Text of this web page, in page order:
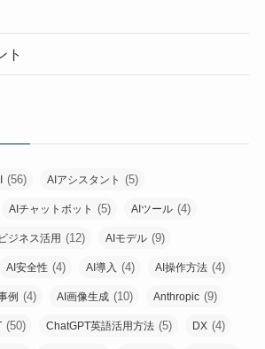
ト
(56) AIアシスタント (5)
AIチャットボット (5) AIツール (4)
ジネス活用 (12) AIモデル (9)
AI安全性 (4) AI導入 (4) AI操作方法 (4)
例 (4) AI画像生成 (10) Anthropic (9)
(50) ChatGPT英語活用方法 (5) DX (4)